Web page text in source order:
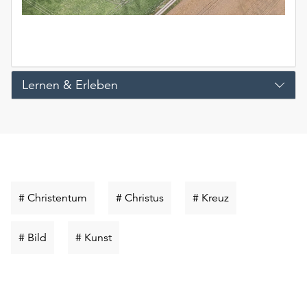
Lernen & Erleben
# Christentum Schlüsselwort
# ChristusSchlüsselwort
# KreuzSchlüsselwort
# Bild Schlüsselwort
# KunstSchlüsselwort